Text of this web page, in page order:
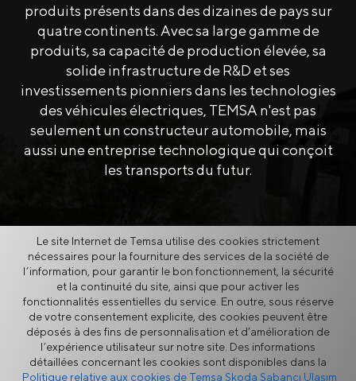
produits présents dans des dizaines de pays sur
quatre continents. Avec sa large gamme de
produits, sa capacité de production élevée, sa
solide infrastructure de R&D et ses
investissements pionniers dans les technologies
des véhicules électriques, TEMSA n'est pas
seulement un constructeur automobile, mais
aussi une entreprise technologique qui conçoit
les transports du futur.
Le site Internet de Temsa utilise des cookies strictement
nécessaires pour la fourniture des services de la société de
l’information, pour garantir le bon fonctionnement, la sécurité
et la continuité du site, ainsi que pour activer les
fonctionnalités essentielles du service. En outre, sous réserve
de votre consentement explicite, des cookies peuvent être
déposés à des fins de personnalisation et d’amélioration de
l’expérience utilisateur sur notre site. Des informations
détaillées concernant les cookies sont disponibles dans la
Politique relative aux cookies de Temsa Skoda Sabancı Ulaşım